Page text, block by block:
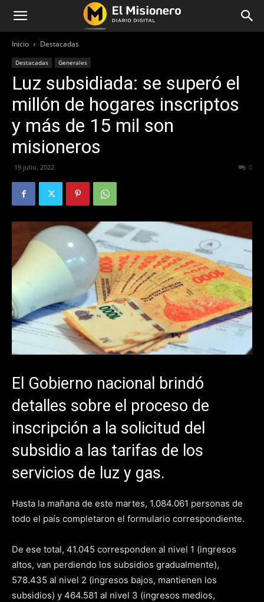
Inicio Destacadas
Destacadas Generales
Luz subsidiada: se superó el
millón de hogares inscriptos
y más de 15 mil son
misioneros
19 julio, 2022 0
El Gobierno nacional brindó
detalles sobre el proceso de
inscripción a la solicitud del
subsidio a las tarifas de los
servicios de luz y gas.
Hasta la mañana de este martes, 1.084.061 personas de
todo el país completaron el formulario correspondiente.
De ese total, 41.045 corresponden al nivel 1 (ingresos
altos, van perdiendo los subsidios gradualmente),
578.435 al nivel 2 (ingresos bajos, mantienen los
subsidios) y 464.581 al nivel 3 (ingresos medios,